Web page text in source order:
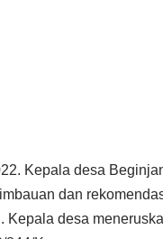
Kepala desa
dan
desa